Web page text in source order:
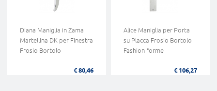
Diana Maniglia in Zama
Martellina DK per Finestra
Frosio Bortolo
€ 80,46
Alice Maniglia per Porta
su Placca Frosio Bortolo
Fashion forme
€ 106,27